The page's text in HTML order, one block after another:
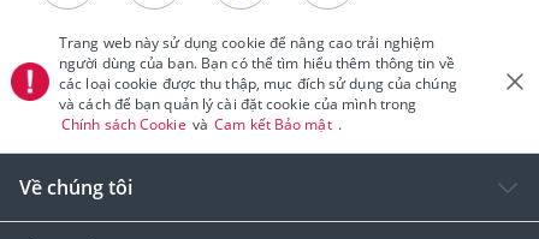
Trang web này sử dụng cookie để nâng cao trải nghiệm
người dùng của bạn. Bạn có thể tìm hiểu thêm thông tin về
các loại cookie được thu thập, mục đích sử dụng của chúng
và cách để bạn quản lý cài đặt cookie của mình trong
Chính sách Cookie và Cam kết Bảo mật .
Về chúng tôi